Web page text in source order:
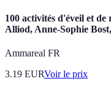
100 activités d'éveil et
Alliod, Anne-Sophie
Ammareal FR
3.19 EURVoir le prix